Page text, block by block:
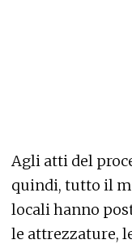
Agli atti del
quindi, tutto il
locali hanno
le attrezzature,